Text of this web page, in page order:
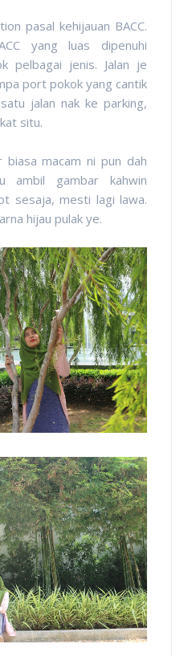
pasal kehijauan BACC.
yang luas dipenuhi
pelbagai jenis. Jalan je
port pokok yang cantik
jalan nak ke parking,
situ.
biasa macam ni pun dah
ambil gambar kahwin
sesaja, mesti lagi lawa.
hijau pulak ye.